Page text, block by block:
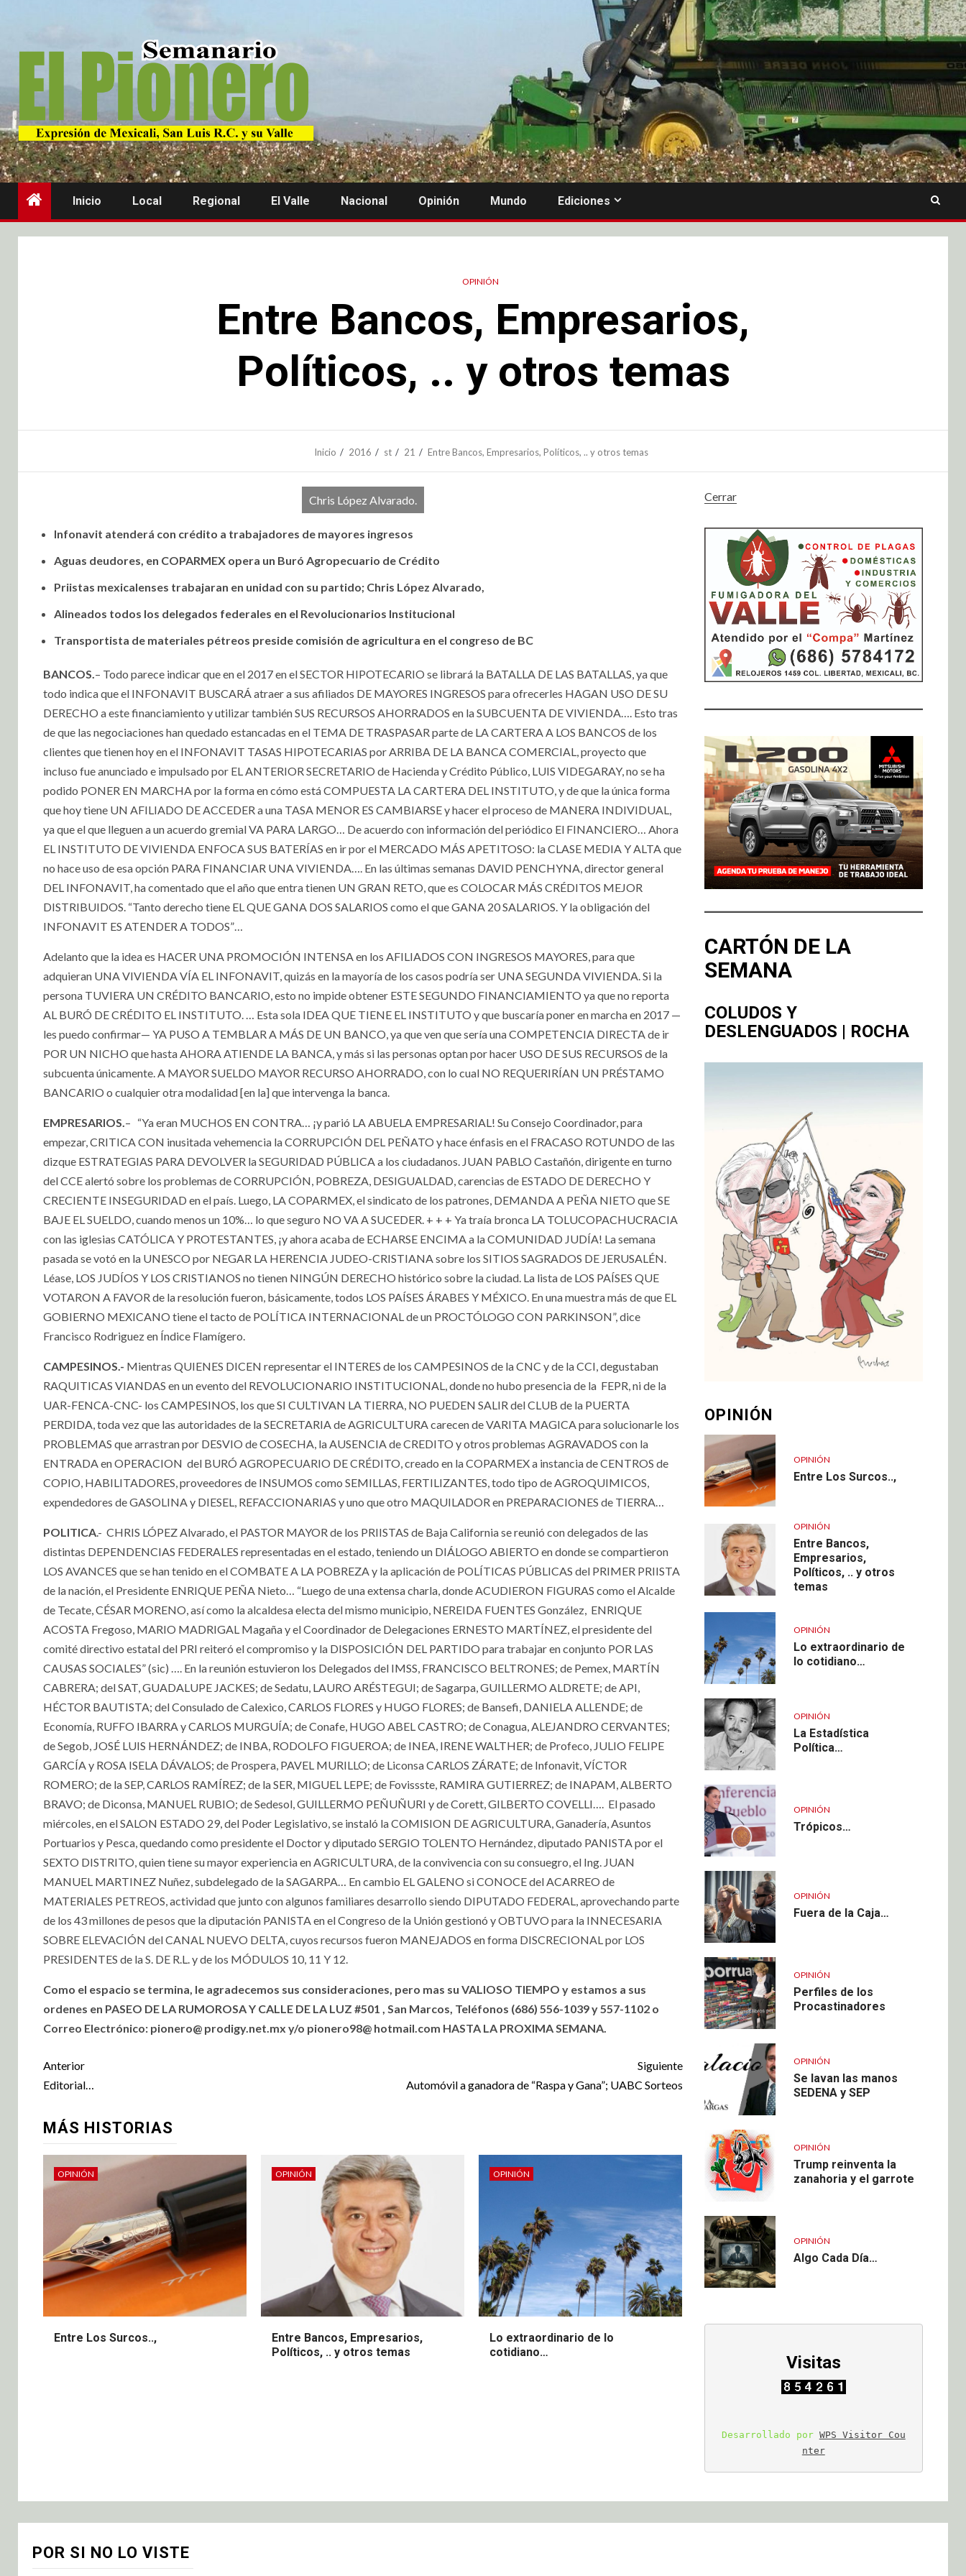
Inicio Local Regional El Valle Nacional Opinión Mundo Ediciones
OPINIÓN
Entre Bancos, Empresarios,
Políticos, .. y otros temas
Inicio 2016 st 21 Entre Bancos, Empresarios, Políticos, .. y otros temas
Chris López Alvarado.
Infonavit atenderá con crédito a trabajadores de mayores ingresos
Aguas deudores, en COPARMEX opera un Buró Agropecuario de Crédito
Priistas mexicalenses trabajaran en unidad con su partido; Chris López Alvarado,
Alineados todos los delegados federales en el Revolucionarios Institucional
Transportista de materiales pétreos preside comisión de agricultura en el congreso de BC
BANCOS.– Todo parece indicar que en el 2017 en el SECTOR HIPOTECARIO se librará la BATALLA DE LAS BATALLAS, ya que
todo indica que el INFONAVIT BUSCARÁ atraer a sus afiliados DE MAYORES INGRESOS para ofrecerles HAGAN USO DE SU
DERECHO a este financiamiento y utilizar también SUS RECURSOS AHORRADOS en la SUBCUENTA DE VIVIENDA…. Esto tras
de que las negociaciones han quedado estancadas en el TEMA DE TRASPASAR parte de LA CARTERA A LOS BANCOS de los
clientes que tienen hoy en el INFONAVIT TASAS HIPOTECARIAS por ARRIBA DE LA BANCA COMERCIAL, proyecto que
incluso fue anunciado e impulsado por EL ANTERIOR SECRETARIO de Hacienda y Crédito Público, LUIS VIDEGARAY, no se ha
podido PONER EN MARCHA por la forma en cómo está COMPUESTA LA CARTERA DEL INSTITUTO, y de que la única forma
que hoy tiene UN AFILIADO DE ACCEDER a una TASA MENOR ES CAMBIARSE y hacer el proceso de MANERA INDIVIDUAL,
ya que el que lleguen a un acuerdo gremial VA PARA LARGO… De acuerdo con información del periódico El FINANCIERO… Ahora
EL INSTITUTO DE VIVIENDA ENFOCA SUS BATERÍAS en ir por el MERCADO MÁS APETITOSO: la CLASE MEDIA Y ALTA que
no hace uso de esa opción PARA FINANCIAR UNA VIVIENDA…. En las últimas semanas DAVID PENCHYNA, director general
DEL INFONAVIT, ha comentado que el año que entra tienen UN GRAN RETO, que es COLOCAR MÁS CRÉDITOS MEJOR
DISTRIBUIDOS. “Tanto derecho tiene EL QUE GANA DOS SALARIOS como el que GANA 20 SALARIOS. Y la obligación del
INFONAVIT ES ATENDER A TODOS”…
Adelanto que la idea es HACER UNA PROMOCIÓN INTENSA en los AFILIADOS CON INGRESOS MAYORES, para que
adquieran UNA VIVIENDA VÍA EL INFONAVIT, quizás en la mayoría de los casos podría ser UNA SEGUNDA VIVIENDA. Si la
persona TUVIERA UN CRÉDITO BANCARIO, esto no impide obtener ESTE SEGUNDO FINANCIAMIENTO ya que no reporta
AL BURÓ DE CRÉDITO EL INSTITUTO. … Esta sola IDEA QUE TIENE EL INSTITUTO y que buscaría poner en marcha en 2017 —
les puedo confirmar— YA PUSO A TEMBLAR A MÁS DE UN BANCO, ya que ven que sería una COMPETENCIA DIRECTA de ir
POR UN NICHO que hasta AHORA ATIENDE LA BANCA, y más si las personas optan por hacer USO DE SUS RECURSOS de la
subcuenta únicamente. A MAYOR SUELDO MAYOR RECURSO AHORRADO, con lo cual NO REQUERIRÍAN UN PRÉSTAMO
BANCARIO o cualquier otra modalidad [en la] que intervenga la banca.
EMPRESARIOS.– “Ya eran MUCHOS EN CONTRA… ¡y parió LA ABUELA EMPRESARIAL! Su Consejo Coordinador, para
empezar, CRITICA CON inusitada vehemencia la CORRUPCIÓN DEL PEÑATO y hace énfasis en el FRACASO ROTUNDO de las
dizque ESTRATEGIAS PARA DEVOLVER la SEGURIDAD PÚBLICA a los ciudadanos. JUAN PABLO Castañón, dirigente en turno
del CCE alertó sobre los problemas de CORRUPCIÓN, POBREZA, DESIGUALDAD, carencias de ESTADO DE DERECHO Y
CRECIENTE INSEGURIDAD en el país. Luego, LA COPARMEX, el sindicato de los patrones, DEMANDA A PEÑA NIETO que SE
BAJE EL SUELDO, cuando menos un 10%… lo que seguro NO VA A SUCEDER. + + + Ya traía bronca LA TOLUCOPACHUCRACIA
con las iglesias CATÓLICA Y PROTESTANTES, ¡y ahora acaba de ECHARSE ENCIMA a la COMUNIDAD JUDÍA! La semana
pasada se votó en la UNESCO por NEGAR LA HERENCIA JUDEO-CRISTIANA sobre los SITIOS SAGRADOS DE JERUSALÉN.
Léase, LOS JUDÍOS Y LOS CRISTIANOS no tienen NINGÚN DERECHO histórico sobre la ciudad. La lista de LOS PAÍSES QUE
VOTARON A FAVOR de la resolución fueron, básicamente, todos LOS PAÍSES ÁRABES Y MÉXICO. En una muestra más de que EL
GOBIERNO MEXICANO tiene el tacto de POLÍTICA INTERNACIONAL de un PROCTÓLOGO CON PARKINSON”, dice
Francisco Rodriguez en Índice Flamígero.
CAMPESINOS.- Mientras QUIENES DICEN representar el INTERES de los CAMPESINOS de la CNC y de la CCI, degustaban
RAQUITICAS VIANDAS en un evento del REVOLUCIONARIO INSTITUCIONAL, donde no hubo presencia de la FEPR, ni de la
UAR-FENCA-CNC- los CAMPESINOS, los que SI CULTIVAN LA TIERRA, NO PUEDEN SALIR del CLUB de la PUERTA
PERDIDA, toda vez que las autoridades de la SECRETARIA de AGRICULTURA carecen de VARITA MAGICA para solucionarle los
PROBLEMAS que arrastran por DESVIO de COSECHA, la AUSENCIA de CREDITO y otros problemas AGRAVADOS con la
ENTRADA en OPERACION del BURÓ AGROPECUARIO DE CRÉDITO, creado en la COPARMEX a instancia de CENTROS de
COPIO, HABILITADORES, proveedores de INSUMOS como SEMILLAS, FERTILIZANTES, todo tipo de AGROQUIMICOS,
expendedores de GASOLINA y DIESEL, REFACCIONARIAS y uno que otro MAQUILADOR en PREPARACIONES de TIERRA…
POLITICA.- CHRIS LÓPEZ Alvarado, el PASTOR MAYOR de los PRIISTAS de Baja California se reunió con delegados de las
distintas DEPENDENCIAS FEDERALES representadas en el estado, teniendo un DIÁLOGO ABIERTO en donde se compartieron
LOS AVANCES que se han tenido en el COMBATE A LA POBREZA y la aplicación de POLÍTICAS PÚBLICAS del PRIMER PRIISTA
de la nación, el Presidente ENRIQUE PEÑA Nieto… “Luego de una extensa charla, donde ACUDIERON FIGURAS como el Alcalde
de Tecate, CÉSAR MORENO, así como la alcaldesa electa del mismo municipio, NEREIDA FUENTES González, ENRIQUE
ACOSTA Fregoso, MARIO MADRIGAL Magaña y el Coordinador de Delegaciones ERNESTO MARTÍNEZ, el presidente del
comité directivo estatal del PRI reiteró el compromiso y la DISPOSICIÓN DEL PARTIDO para trabajar en conjunto POR LAS
CAUSAS SOCIALES” (sic) …. En la reunión estuvieron los Delegados del IMSS, FRANCISCO BELTRONES; de Pemex, MARTÍN
CABRERA; del SAT, GUADALUPE JACKES; de Sedatu, LAURO ARÉSTEGUI; de Sagarpa, GUILLERMO ALDRETE; de API,
HÉCTOR BAUTISTA; del Consulado de Calexico, CARLOS FLORES y HUGO FLORES; de Bansefi, DANIELA ALLENDE; de
Economía, RUFFO IBARRA y CARLOS MURGUÍA; de Conafe, HUGO ABEL CASTRO; de Conagua, ALEJANDRO CERVANTES;
de Segob, JOSÉ LUIS HERNÁNDEZ; de INBA, RODOLFO FIGUEROA; de INEA, IRENE WALTHER; de Profeco, JULIO FELIPE
GARCÍA y ROSA ISELA DÁVALOS; de Prospera, PAVEL MURILLO; de Liconsa CARLOS ZÁRATE; de Infonavit, VÍCTOR
ROMERO; de la SEP, CARLOS RAMÍREZ; de la SER, MIGUEL LEPE; de Fovissste, RAMIRA GUTIERREZ; de INAPAM, ALBERTO
BRAVO; de Diconsa, MANUEL RUBIO; de Sedesol, GUILLERMO PEÑUÑURI y de Corett, GILBERTO COVELLI…. El pasado
miércoles, en el SALON ESTADO 29, del Poder Legislativo, se instaló la COMISION DE AGRICULTURA, Ganadería, Asuntos
Portuarios y Pesca, quedando como presidente el Doctor y diputado SERGIO TOLENTO Hernández, diputado PANISTA por el
SEXTO DISTRITO, quien tiene su mayor experiencia en AGRICULTURA, de la convivencia con su consuegro, el Ing. JUAN
MANUEL MARTINEZ Nuñez, subdelegado de la SAGARPA… En cambio EL GALENO si CONOCE del ACARREO de
MATERIALES PETREOS, actividad que junto con algunos familiares desarrollo siendo DIPUTADO FEDERAL, aprovechando parte
de los 43 millones de pesos que la diputación PANISTA en el Congreso de la Unión gestionó y OBTUVO para la INNECESARIA
SOBRE ELEVACIÓN del CANAL NUEVO DELTA, cuyos recursos fueron MANEJADOS en forma DISCRECIONAL por LOS
PRESIDENTES de la S. DE R.L. y de los MÓDULOS 10, 11 Y 12.
Como el espacio se termina, le agradecemos sus consideraciones, pero mas su VALIOSO TIEMPO y estamos a sus
ordenes en PASEO DE LA RUMOROSA Y CALLE DE LA LUZ #501 , San Marcos, Teléfonos (686) 556-1039 y 557-1102 o
Correo Electrónico: pionero@ prodigy.net.mx y/o pionero98@ hotmail.com HASTA LA PROXIMA SEMANA.
Anterior
Editorial…
Siguiente
Automóvil a ganadora de “Raspa y Gana”; UABC Sorteos
MÁS HISTORIAS
OPINIÓN
Entre Los Surcos..,
OPINIÓN
Entre Bancos, Empresarios,
Políticos, .. y otros temas
OPINIÓN
Lo extraordinario de lo
cotidiano…
Cerrar
CARTÓN DE LA
SEMANA
COLUDOS Y
DESLENGUADOS | ROCHA
OPINIÓN
OPINIÓN
Entre Los Surcos..,
OPINIÓN
Entre Bancos,
Empresarios,
Políticos, .. y otros
temas
OPINIÓN
Lo extraordinario de
lo cotidiano…
OPINIÓN
La Estadística
Política…
OPINIÓN
Trópicos…
OPINIÓN
Fuera de la Caja…
OPINIÓN
Perfiles de los
Procastinadores
OPINIÓN
Se lavan las manos
SEDENA y SEP
OPINIÓN
Trump reinventa la
zanahoria y el garrote
OPINIÓN
Algo Cada Día…
Visitas
Desarrollado por WPS Visitor Cou
nter
POR SI NO LO VISTE